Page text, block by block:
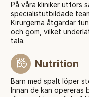
På våra kliniker utförs
specialistutbildade
Kirurgerna åtgärdar
och gom, vilket
tala.
Nutrition
Barn med spalt löper
Innan de kan opereras